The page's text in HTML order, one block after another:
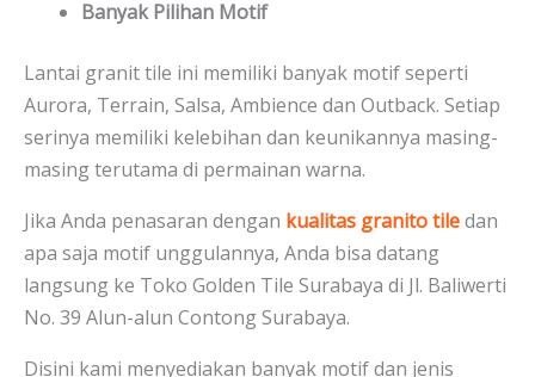
Banyak Pilihan Motif
Lantai granit tile ini memiliki banyak motif seperti
Aurora, Terrain, Salsa, Ambience dan Outback. Setiap
serinya memiliki kelebihan dan keunikannya masing-
masing terutama di permainan warna.
Jika Anda penasaran dengan kualitas granito tiledan
apa saja motif unggulannya, Anda bisa datang
langsung ke Toko Golden Tile Surabaya di Jl. Baliwerti
No. 39 Alun-alun Contong Surabaya.
Disini kami menyediakan banyak motif dan jenis